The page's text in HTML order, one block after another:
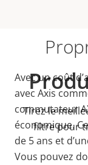
Avec un coût
avec Axis
commutateur
économique.
de 5 ans et
Vous pouvez
Tirez le
filtre pour